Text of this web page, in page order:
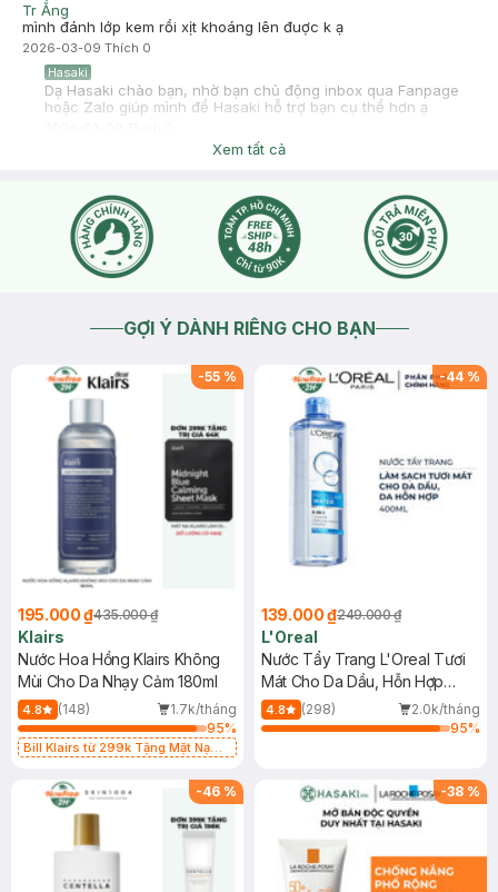
Tr Ắng
mình đánh lớp kem rồi xịt khoáng lên đuợc k ạ
2026-03-09 Thích 0
Hasaki
Dạ Hasaki chào bạn, nhờ bạn chủ động inbox qua Fanpage
hoặc Zalo giúp mình để Hasaki hỗ trợ bạn cụ thể hơn ạ
Xem tất cả
GỢI Ý DÀNH RIÊNG CHO BẠN
-55 %
195.000 ₫435.000 ₫
Klairs
Nước Hoa Hồng Klairs Không
Mùi Cho Da Nhạy Cảm 180ml
4.8 (148)
1.7k/tháng
95%
Bill Klairs từ 299k Tặng Mặt Nạ
25ml (SL Có Hạn)
-44 %
139.000 ₫249.000 ₫
L'Oreal
Nước Tẩy Trang L'Oreal Tươi
Mát Cho Da Dầu, Hỗn Hợp
400ml
4.8 (298)
2.0k/tháng
95%
-46 % -38 %